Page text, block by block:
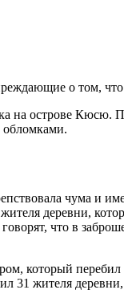
о том,
на острове
обломками.
чума и
деревни,
что в
который
31 жителя